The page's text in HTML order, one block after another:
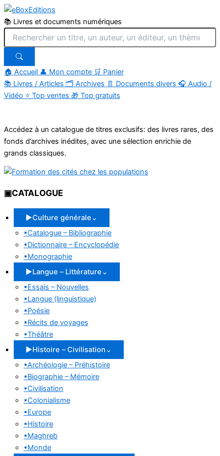
📚 Livres et documents numériques
🏠 Accueil 👤 Mon compte 🛒 Panier
📚 Livres / Articles 🗂 Archives 📄 Documents divers 🎧 Audio /
Vidéo ⭐ Top ventes 🎁 Top gratuits
contenu
Accédez à un catalogue de titres exclusifs: des livres rares, des
fonds d’archives inédites, avec une sélection enrichie de
grands classiques.
▣CATALOGUE
▶Culture générale ⌄
▪Catalogue – Bibliographie
▪Dictionnaire – Encyclopédie
▪Monographie
▶Langue – Littérature ⌄
▪Essais – Nouvelles
▪Langue (linguistique)
▪Poésie
▪Récits de voyages
▪Théâtre
▶Histoire – Civilisation ⌄
▪Archéologie – Préhistoire
▪Biographie – Mémoire
▪Civilisation
▪Colonialisme
▪Europe
▪Histoire
▪Maghreb
▪Monde